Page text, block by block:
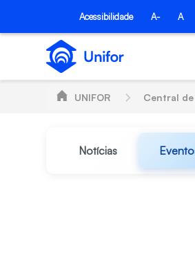
Pular para o Conteúdo principal
Acessibilidade A- A
UNIFOR Central
Notícias